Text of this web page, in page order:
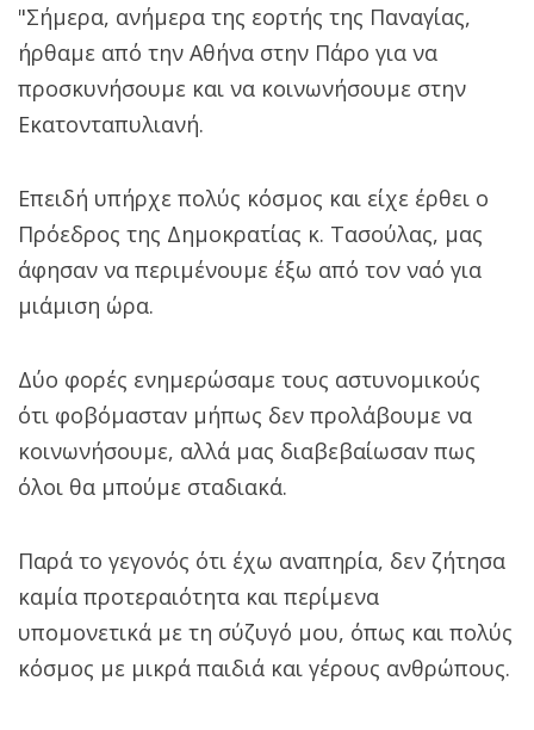
"Σήμερα, ανήμερα της εορτής της Παναγίας,
ήρθαμε από την Αθήνα στην Πάρο για να
προσκυνήσουμε και να κοινωνήσουμε στην
Εκατονταπυλιανή.
Επειδή υπήρχε πολύς κόσμος και είχε έρθει ο
Πρόεδρος της Δημοκρατίας κ. Τασούλας, μας
άφησαν να περιμένουμε έξω από τον ναό για
μιάμιση ώρα.
Δύο φορές ενημερώσαμε τους αστυνομικούς
ότι φοβόμασταν μήπως δεν προλάβουμε να
κοινωνήσουμε, αλλά μας διαβεβαίωσαν πως
όλοι θα μπούμε σταδιακά.‌‌
Παρά το γεγονός ότι έχω αναπηρία, δεν ζήτησα
καμία προτεραιότητα και περίμενα
υπομονετικά με τη σύζυγό μου, όπως και πολύς
κόσμος με μικρά παιδιά και γέρους ανθρώπους.